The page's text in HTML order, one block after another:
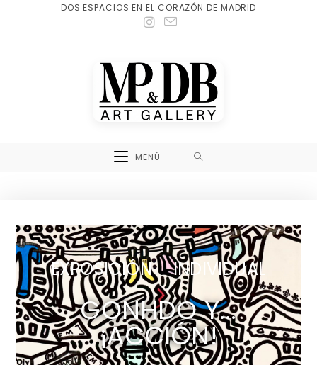
DOS ESPACIOS EN EL CORAZÓN DE MADRID
MENÚ
EXPOSICIÓN INDIVIDUAL
GONHDO Y...
¡ACCIÓN!